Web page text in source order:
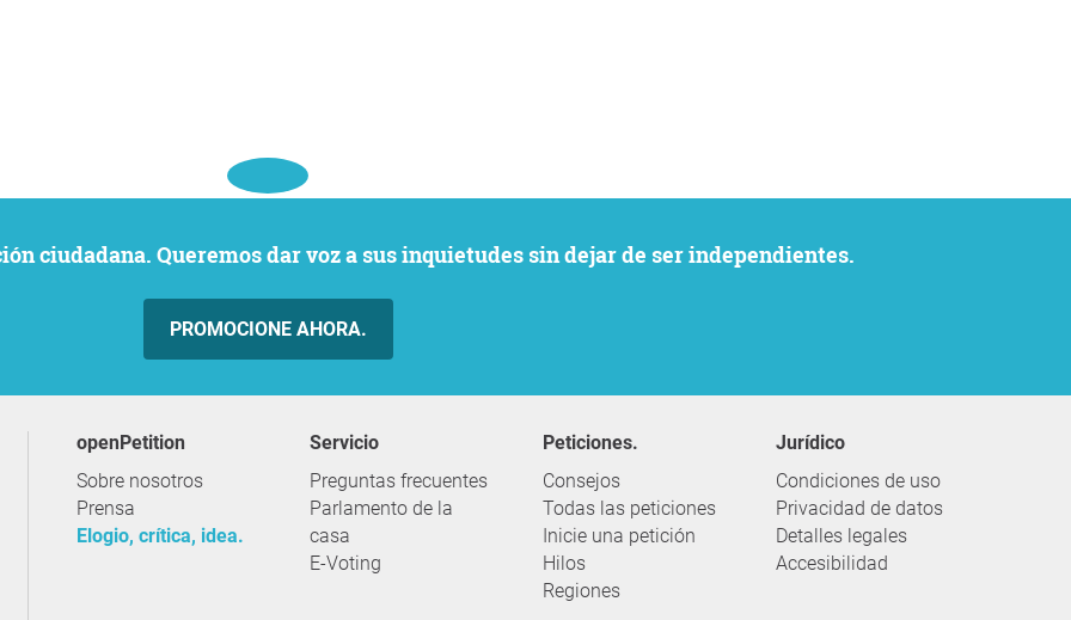
ciudadana. Queremos dar voz a sus inquietudes sin dejar de ser independientes.
PROMOCIONE AHORA.
openPetition
Sobre nosotros
Prensa
Elogio, crítica, idea.
servicio
Preguntas frecuentes
Parlamento de la
casa
E-Voting
Peticiones.
Consejos
Todas las peticiones
Inicie una petición
Hilos
Regiones
Jurídico
Condiciones de uso
Privacidad de datos
Detalles legales
Accesibilidad